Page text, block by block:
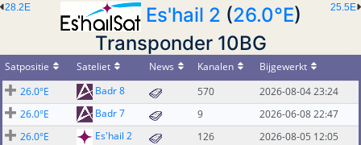
25.5E
28.2E Es'hail 2 (26.0°E)
Transponder 10BG
Satpositie Sateliet News Kanalen
Bijgewerkt
26.0°E
Badr 8 570
2026-08-04 23:24
26.0°E
Badr 7 9
2026-06-08 22:47
26.0°E
Es'hail 2 126 2026-08-05 12:05